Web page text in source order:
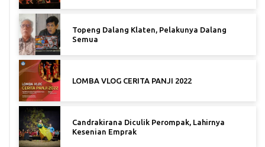
Topeng Dalang Klaten, Pelakunya Dalang
Semua
LOMBA VLOG CERITA PANJI 2022
Candrakirana Diculik Perompak, Lahirnya
Kesenian Emprak